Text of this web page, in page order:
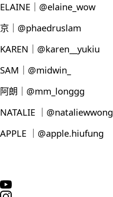
ELAINE｜@elaine_wow
京｜@phaedruslam
KAREN｜@karen__yukiu
SAM｜@midwin_
阿朗｜@mm_longgg
NATALIE ｜@nataliewwong
APPLE ｜@apple.hiufung